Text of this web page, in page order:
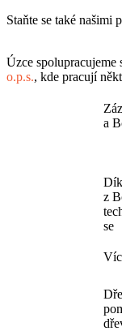
Staňte se také našimi
Úzce spolupracujeme
o.p.s., kde pracují
a
z
se